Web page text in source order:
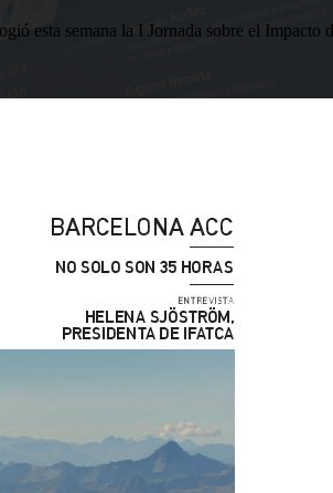
esta semana la I Jornada sobre el